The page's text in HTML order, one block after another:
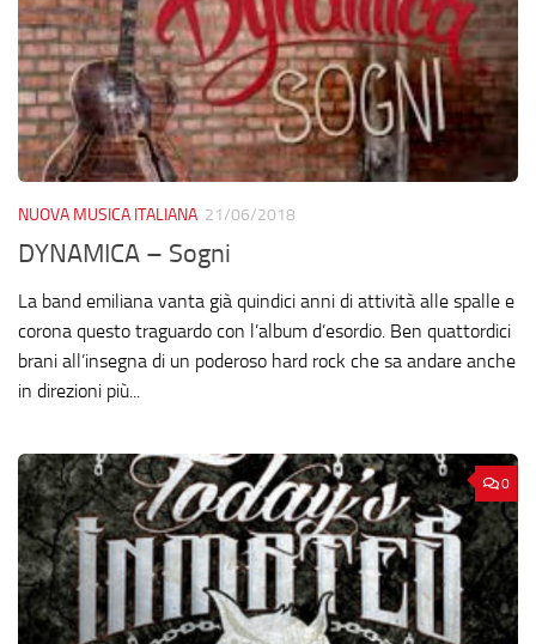
NUOVA MUSICA ITALIANA 21/06/2018
DYNAMICA – Sogni
La band emiliana vanta già quindici anni di attività alle spalle e
corona questo traguardo con l’album d’esordio. Ben quattordici
brani all’insegna di un poderoso hard rock che sa andare anche
in direzioni più...
0